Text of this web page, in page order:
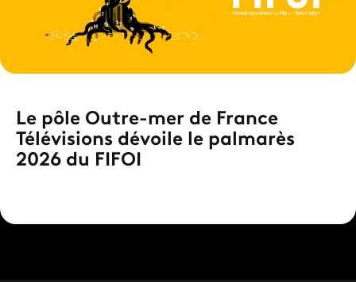
Le pôle Outre-mer de France
Télévisions dévoile le palmarès
2026 du FIFOI